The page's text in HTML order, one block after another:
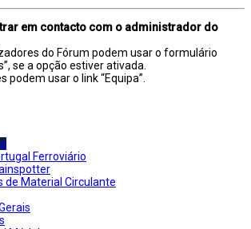
em contacto com o administrador do
do Fórum podem usar o formulário
se a opção estiver ativada.
podem usar o link “Equipa”.
Ferroviário
Material Circulante